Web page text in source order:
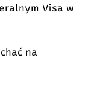
Visa w
na